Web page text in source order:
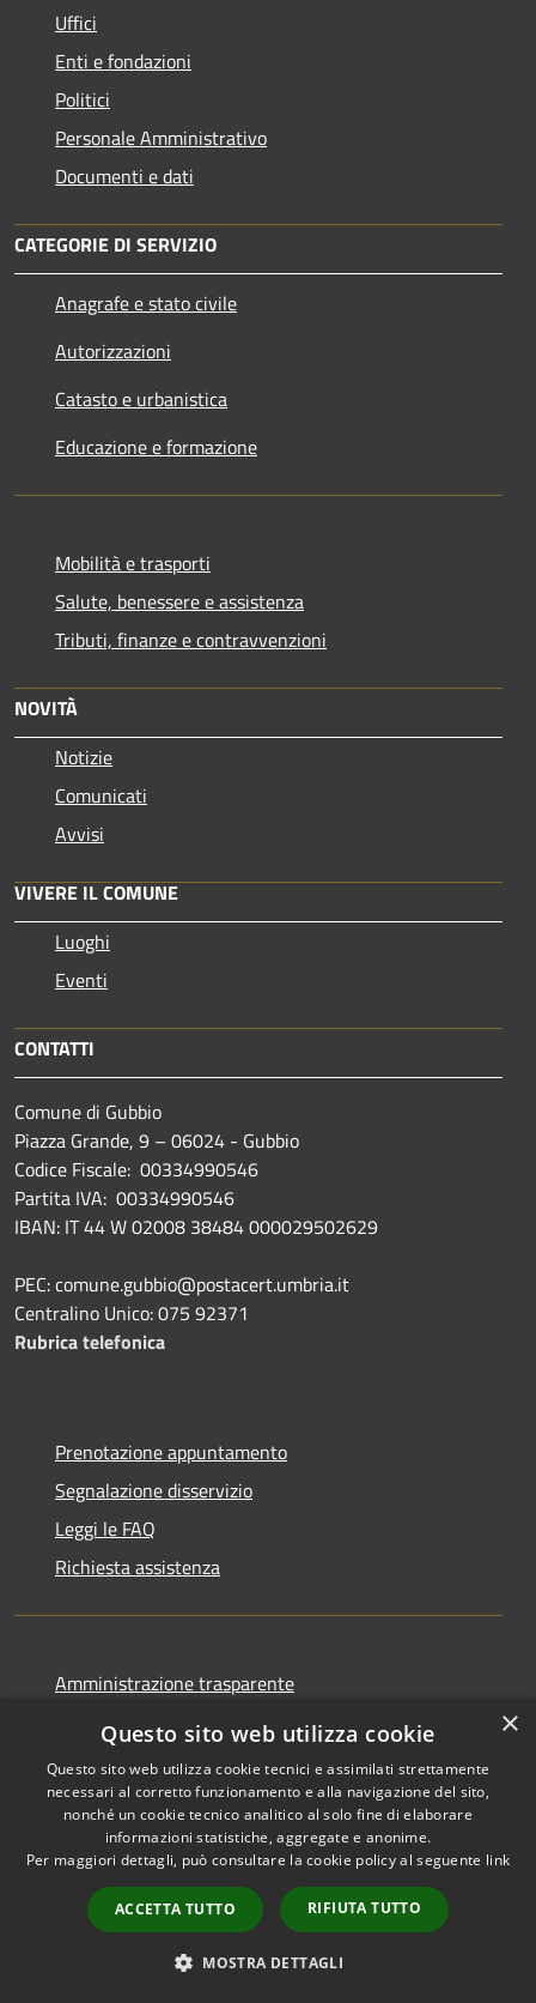
Uffici
Enti e fondazioni
Politici
Personale Amministrativo
Documenti e dati
CATEGORIE DI SERVIZIO
Anagrafe e stato civile
Autorizzazioni
Catasto e urbanistica
Educazione e formazione
Mobilità e trasporti
Salute, benessere e assistenza
Tributi, finanze e contravvenzioni
NOVITÀ
Notizie
Comunicati
Avvisi
VIVERE IL COMUNE
Luoghi
Eventi
CONTATTI
Comune di Gubbio
Piazza Grande, 9 – 06024 - Gubbio
Codice Fiscale: 00334990546
Partita IVA: 00334990546
IBAN: IT 44 W 02008 38484 000029502629
PEC: comune.gubbio@postacert.umbria.it
Centralino Unico: 075 92371
Rubrica telefonica
Prenotazione appuntamento
Segnalazione disservizio
Leggi le FAQ
Richiesta assistenza
Amministrazione trasparente
Amministrazione trasparente fino al 12/12/2024
Informativa privacy
Note legali
Dichiarazione di accessibilità
Piano di miglioramento
×
Questo sito web utilizza cookie
Questo sito web utilizza cookie tecnici e assimilati strettamente
necessari al corretto funzionamento e alla navigazione del sito,
nonché un cookie tecnico analitico al solo fine di elaborare
informazioni statistiche, aggregate e anonime.
Per maggiori dettagli, può consultare la cookie policy al seguente link
ACCETTA TUTTO RIFIUTA TUTTO
MOSTRA DETTAGLI